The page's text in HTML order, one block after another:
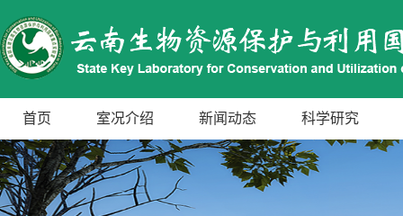
首页 室况介绍 新闻动态 科学研究